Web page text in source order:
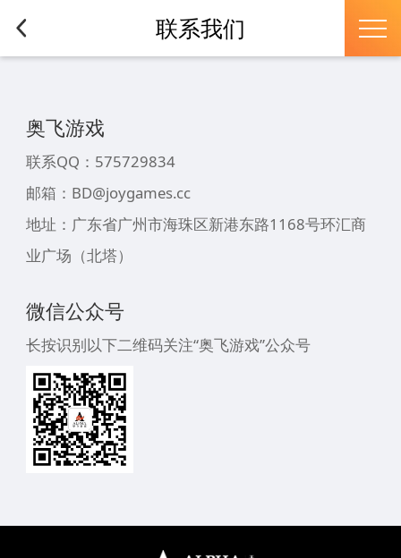
联系我们
奥飞游戏
联系QQ：575729834
邮箱：BD@joygames.cc
地址：广东省广州市海珠区新港东路1168号环汇商
业广场（北塔）
微信公众号
长按识别以下二维码关注“奥飞游戏”公众号